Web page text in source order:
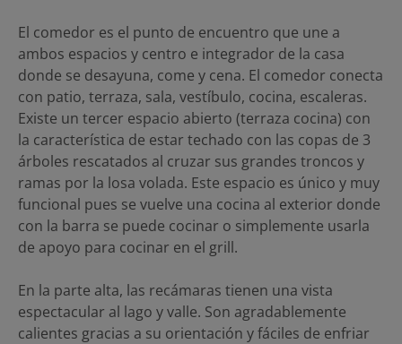
El comedor es el punto de encuentro que une a
ambos espacios y centro e integrador de la casa
donde se desayuna, come y cena. El comedor conecta
con patio, terraza, sala, vestíbulo, cocina, escaleras.
Existe un tercer espacio abierto (terraza cocina) con
la característica de estar techado con las copas de 3
árboles rescatados al cruzar sus grandes troncos y
ramas por la losa volada. Este espacio es único y muy
funcional pues se vuelve una cocina al exterior donde
con la barra se puede cocinar o simplemente usarla
de apoyo para cocinar en el grill.
En la parte alta, las recámaras tienen una vista
espectacular al lago y valle. Son agradablemente
calientes gracias a su orientación y fáciles de enfriar